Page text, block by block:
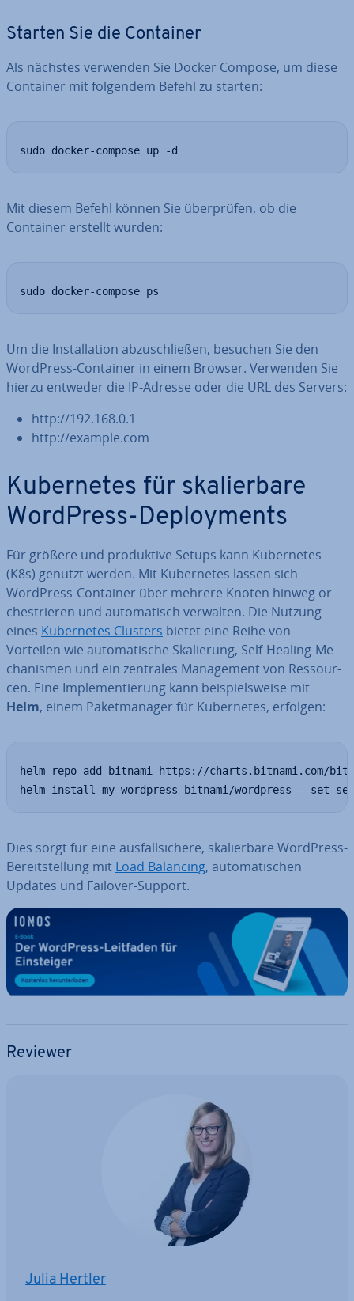
Starten Sie die Container
Als nächstes verwenden Sie Docker Compose, um diese
Container mit folgendem Befehl zu starten:
sudo docker-compose up -d
Mit diesem Befehl können Sie über­prü­fen, ob die
Container erstellt wurden:
sudo docker-compose ps
Um die In­stal­la­ti­on ab­zu­schlie­ßen, besuchen Sie den
WordPress-Container in einem Browser. Verwenden Sie
hierzu entweder die IP-Adresse oder die URL des Servers:
http://192.168.0.1
http://example.com
Ku­ber­netes für ska­lier­ba­re
WordPress-De­ploy­ments
Für größere und pro­duk­ti­ve Setups kann Ku­ber­netes
(K8s) genutzt werden. Mit Ku­ber­netes lassen sich
WordPress-Container über mehrere Knoten hinweg or­
ches­trie­ren und au­to­ma­tisch verwalten. Die Nutzung
eines Ku­ber­netes Clusters bietet eine Reihe von
Vorteilen wie au­to­ma­ti­sche Ska­lie­rung, Self-Healing-Me­
cha­nis­men und ein zentrales Ma­nage­ment von Res­sour­
cen. Eine Im­ple­men­tie­rung kann bei­spiels­wei­se mit
Helm, einem Pa­ket­ma­na­ger für Ku­ber­netes, erfolgen:
helm repo add bitnami https://charts.bitnami.com/
helm install my-wordpress bitnami/wordpress --set
Dies sorgt für eine aus­fall­si­che­re, ska­lier­ba­re WordPress-
Be­reit­stel­lung mit Load Balancing, au­to­ma­ti­schen
Updates und Failover-Support.
Reviewer
Julia Hertler